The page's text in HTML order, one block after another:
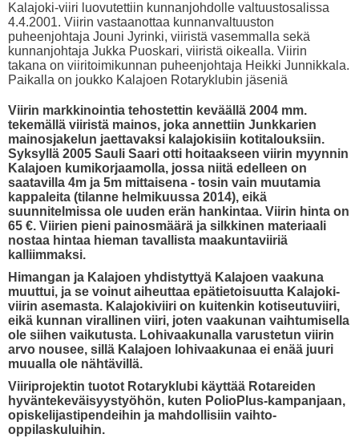
Kalajoki-viiri luovutettiin kunnanjohdolle valtuustosalissa
4.4.2001. Viirin vastaanottaa kunnanvaltuuston
puheenjohtaja Jouni Jyrinki, viiristä vasemmalla sekä
kunnanjohtaja Jukka Puoskari, viiristä oikealla. Viirin
takana on viiritoimikunnan puheenjohtaja Heikki Junnikkala.
Paikalla on joukko Kalajoen Rotaryklubin jäseniä
Viirin markkinointia tehostettin keväällä 2004 mm.
tekemällä viiristä mainos, joka annettiin Junkkarien
mainosjakelun jaettavaksi kalajokisiin kotitalouksiin.
Syksyllä 2005 Sauli Saari otti hoitaakseen viirin myynnin
Kalajoen kumikorjaamolla, jossa niitä edelleen on
saatavilla 4m ja 5m mittaisena - tosin vain muutamia
kappaleita (tilanne helmikuussa 2014), eikä
suunnitelmissa ole uuden erän hankintaa. Viirin hinta on
65 €. Viirien pieni painosmäärä ja silkkinen materiaali
nostaa hintaa hieman tavallista maakuntaviiriä
kalliimmaksi.
Himangan ja Kalajoen yhdistyttyä Kalajoen vaakuna
muuttui, ja se voinut aiheuttaa epätietoisuutta Kalajoki-
viirin asemasta. Kalajokiviiri on kuitenkin kotiseutuviiri,
eikä kunnan virallinen viiri, joten vaakunan vaihtumisella
ole siihen vaikutusta. Lohivaakunalla varustetun viirin
arvo nousee, sillä Kalajoen lohivaakunaa ei enää juuri
muualla ole nähtävillä.
Viiriprojektin tuotot Rotaryklubi käyttää Rotareiden
hyväntekeväisyystyöhön, kuten PolioPlus-kampanjaan,
opiskelijastipendeihin ja mahdollisiin vaihto-
oppilaskuluihin.